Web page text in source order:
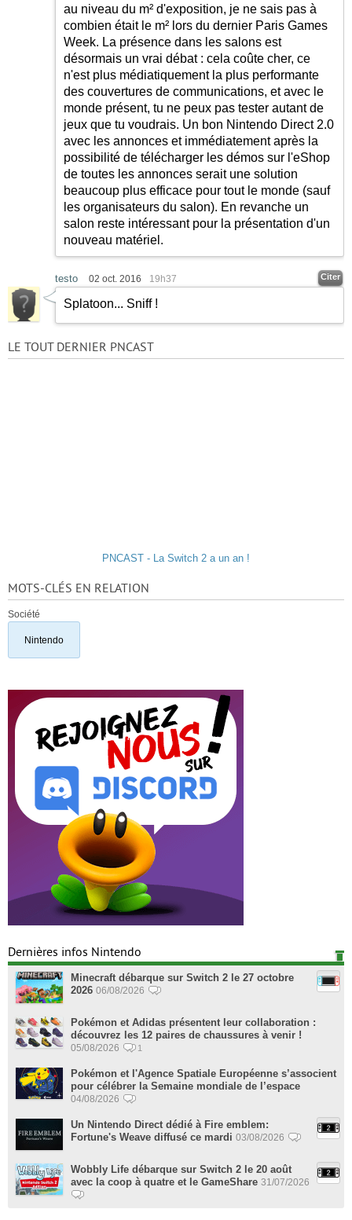
au niveau du m² d'exposition, je ne sais pas à
combien était le m² lors du dernier Paris Games
Week. La présence dans les salons est
désormais un vrai débat : cela coûte cher, ce
n'est plus médiatiquement la plus performante
des couvertures de communications, et avec le
monde présent, tu ne peux pas tester autant de
jeux que tu voudrais. Un bon Nintendo Direct 2.0
avec les annonces et immédiatement après la
possibilité de télécharger les démos sur l'eShop
de toutes les annonces serait une solution
beaucoup plus efficace pour tout le monde (sauf
les organisateurs du salon). En revanche un
salon reste intéressant pour la présentation d'un
nouveau matériel.
testo 02 oct. 2016 19h37 Citer
Splatoon... Sniff !
LE TOUT DERNIER PNCAST
PNCAST - La Switch 2 a un an !
MOTS-CLÉS EN RELATION
Société
Nintendo
Dernières infos Nintendo
Minecraft débarque sur Switch 2 le 27 octobre
2026 06/08/2026
Pokémon et Adidas présentent leur collaboration :
découvrez les 12 paires de chaussures à venir !
05/08/2026 1
Pokémon et l'Agence Spatiale Européenne s’associent
pour célébrer la Semaine mondiale de l’espace
04/08/2026
Un Nintendo Direct dédié à Fire emblem:
Fortune's Weave diffusé ce mardi 03/08/2026
Wobbly Life débarque sur Switch 2 le 20 août
avec la coop à quatre et le GameShare 31/07/2026